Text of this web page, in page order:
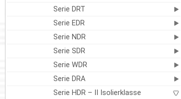
Serie DRT
Serie EDR
Serie NDR
Serie SDR
Serie WDR
Serie DRA
Serie HDR – II Isolierklasse